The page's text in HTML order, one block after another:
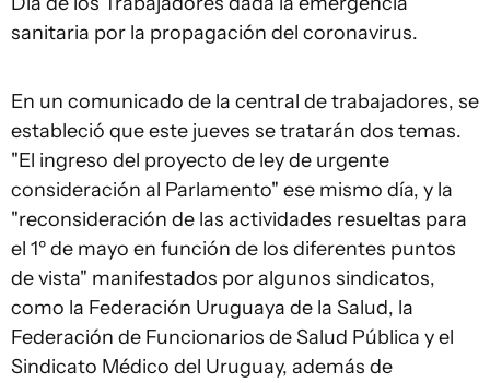
sanitaria por la propagación del coronavirus.
En un comunicado de la central de trabajadores, se
estableció que este jueves se tratarán dos temas.
"El ingreso del proyecto de ley de urgente
consideración al Parlamento" ese mismo día, y la
"reconsideración de las actividades resueltas para
el 1º de mayo en función de los diferentes puntos
de vista" manifestados por algunos sindicatos,
como la Federación Uruguaya de la Salud, la
Federación de Funcionarios de Salud Pública y el
Sindicato Médico del Uruguay, además de